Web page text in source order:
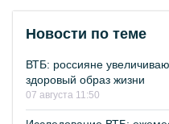
Новости по теме
ВТБ: россияне
здоровый образ жизни
07 августа 11:50